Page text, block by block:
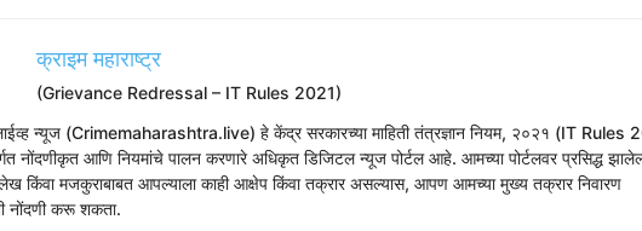
क्राइम महाराष्ट्र
(Grievance Redressal – IT Rules 2021)
लाईव्ह न्यूज (Crimemaharashtra.live) हे केंद्र सरकारच्या माहिती तंत्रज्ञान नियम, २०२१ (IT Rules
नोंदणीकृत आणि नियमांचे पालन करणारे अधिकृत डिजिटल न्यूज पोर्टल आहे. आमच्या पोर्टलवर प्रसिद्ध
लेख किंवा मजकुराबाबत आपल्याला काही आक्षेप किंवा तक्रार असल्यास, आपण आमच्या मुख्य तक्रार निवारण
नोंदणी करू शकता.